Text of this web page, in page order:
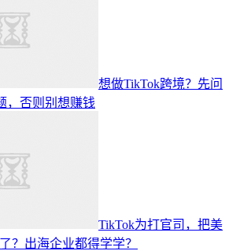
想做TikTok跨境？先问
，否则别想赚钱
TikTok为打官司，把美
？出海企业都得学学？